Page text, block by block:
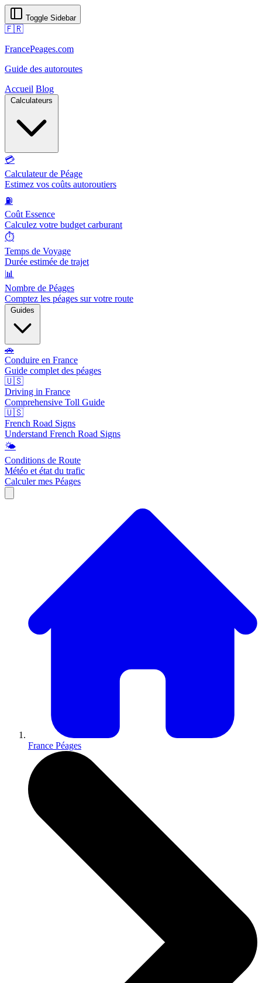
Toggle Sidebar
🇫🇷
FrancePeages.com
Guide des autoroutes
Accueil Blog
Calculateurs
💳
Calculateur de Péage
Estimez vos coûts autoroutiers
⛽
Coût Essence
Calculez votre budget carburant
⏱️
Temps de Voyage
Durée estimée de trajet
📊
Nombre de Péages
Comptez les péages sur votre route
Guides
🚗
Conduire en France
Guide complet des péages
🇺🇸
Driving in France
Comprehensive Toll Guide
🇺🇸
French Road Signs
Understand French Road Signs
🌤️
Conditions de Route
Météo et état du trafic
Calculer mes Péages
France Péages